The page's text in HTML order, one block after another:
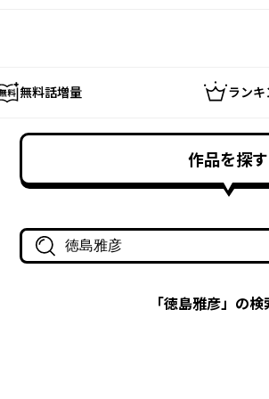
無料話増量 ラン
作品を探す
作品名・作家名で探す
「徳島雅彦」の検